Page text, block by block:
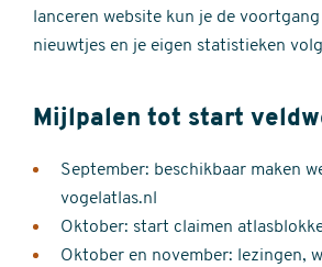
lanceren website kun je de
nieuwtjes en je eigen statistieken
Mijlpalen tot start
September: beschikbaar maken
vogelatlas.nl
Oktober: start claimen
Oktober en november: lezingen,